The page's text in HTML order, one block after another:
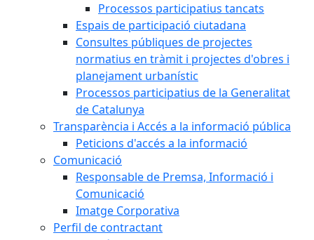
Processos participatius tancats
Espais de participació ciutadana
Consultes públiques de projectes
normatius en tràmit i projectes d'obres i
planejament urbanístic
Processos participatius de la Generalitat
de Catalunya
Transparència i Accés a la informació pública
Peticions d'accés a la informació
Comunicació
Responsable de Premsa, Informació i
Comunicació
Imatge Corporativa
Perfil de contractant